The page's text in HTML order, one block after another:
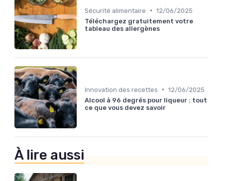
Sécurité alimentaire • 12/06/2025
Téléchargez gratuitement votre
tableau des allergènes
Innovation des recettes • 12/06/2025
Alcool à 96 degrés pour liqueur : tout
ce que vous devez savoir
À lire aussi